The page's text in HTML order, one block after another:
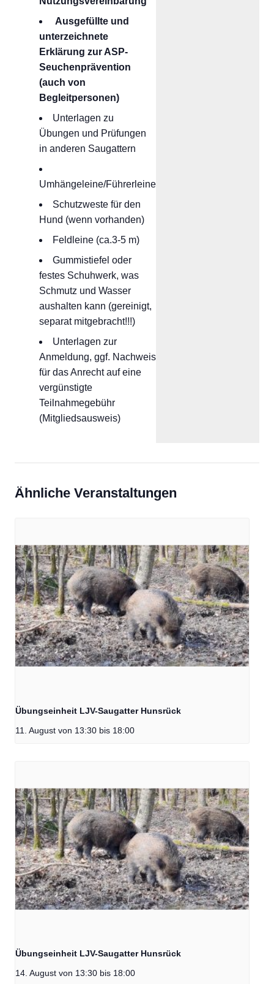
Ausgefüllte und
unterzeichnete
Erklärung zur ASP-
Seuchenprävention
(auch von
Begleitpersonen)
Unterlagen zu
Übungen und Prüfungen
in anderen Saugattern
Umhängeleine/Führerleine
Schutzweste für den
Hund (wenn vorhanden)
Feldleine (ca.3-5 m)
Gummistiefel oder
festes Schuhwerk, was
Schmutz und Wasser
aushalten kann (gereinigt,
separat mitgebracht!!!)
Unterlagen zur
Anmeldung, ggf. Nachweis
für das Anrecht auf eine
vergünstigte
Teilnahmegebühr
(Mitgliedsausweis)
Ähnliche Veranstaltungen
Übungseinheit LJV-Saugatter Hunsrück
11. August von 13:30 bis 18:00
Übungseinheit LJV-Saugatter Hunsrück
14. August von 13:30 bis 18:00